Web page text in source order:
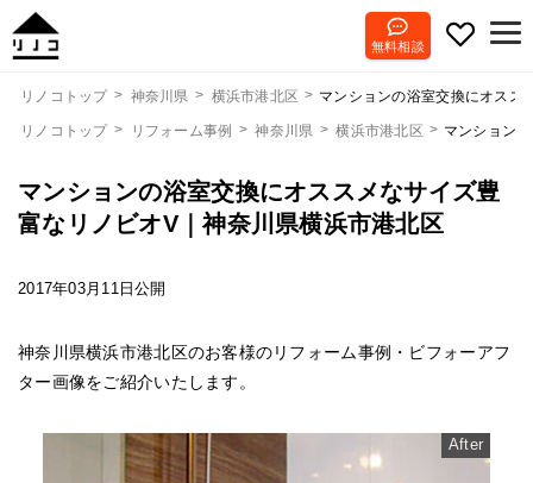
無料相談
リノコトップ 神奈川県 横浜市港北区 マンションの浴室交換にオスス
リノコトップ リフォーム事例 神奈川県 横浜市港北区 マンション
マンションの浴室交換にオススメなサイズ豊
富なリノビオV｜神奈川県横浜市港北区
2017年03月11日公開
神奈川県横浜市港北区のお客様のリフォーム事例・ビフォーアフ
ター画像をご紹介いたします。
After